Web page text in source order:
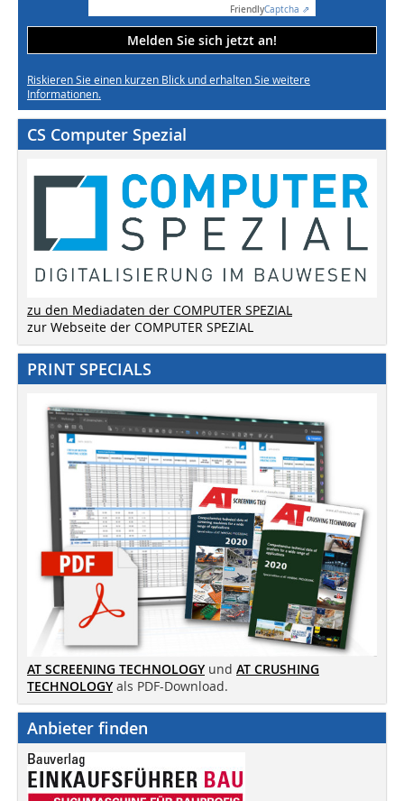
FriendlyCaptcha ⇗
Melden Sie sich jetzt an!
Riskieren Sie einen kurzen Blick und erhalten Sie weitere
Informationen.
CS Computer Spezial
zu den Mediadaten der COMPUTER SPEZIAL
zur Webseite der COMPUTER SPEZIAL
PRINT SPECIALS
AT SCREENING TECHNOLOGY und AT CRUSHING
TECHNOLOGY als PDF-Download.
Anbieter finden